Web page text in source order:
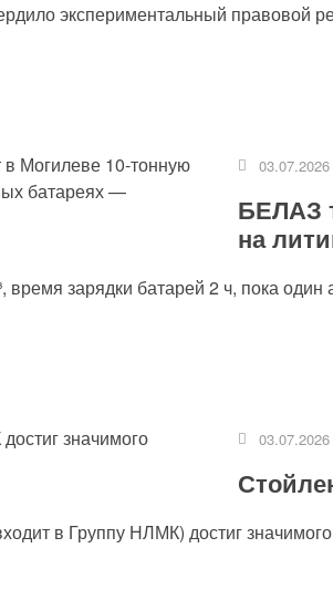
экспериментальный правовой
03.07.2026
БЕЛАЗ
на
зарядки батарей 2 ч, пока
03.07.2026
в Группу НЛМК) достиг